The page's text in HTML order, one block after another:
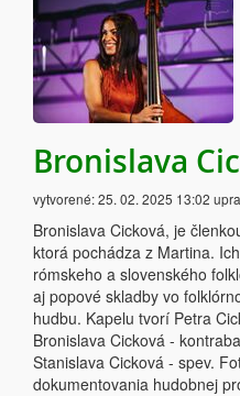
Bronislava
vytvorené:25. 02. 2025 13:02
Bronislava Cicková, je
ktorá pochádza z Martina.
rómskeho a slovenského
aj popové skladby vo
hudbu. Kapelu tvorí Petra
Bronislava Cicková -
Stanislava Cicková - spev.
dokumentovania hudobnej